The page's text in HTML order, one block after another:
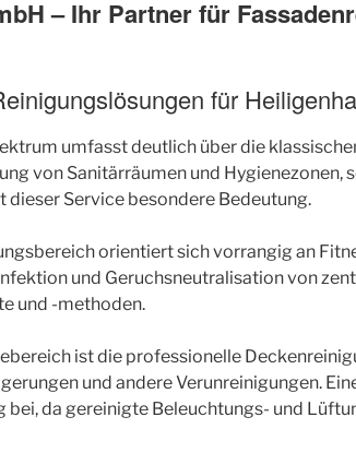
– Ihr Partner für
für
umfasst deutlich über die
von Sanitärräumen und
dieser Service besondere Bedeutung.
orientiert sich vorrangig an
und Geruchsneutralisation von
und -methoden.
ist die professionelle
und andere Verunreinigungen.
bei, da gereinigte Beleuchtungs- und